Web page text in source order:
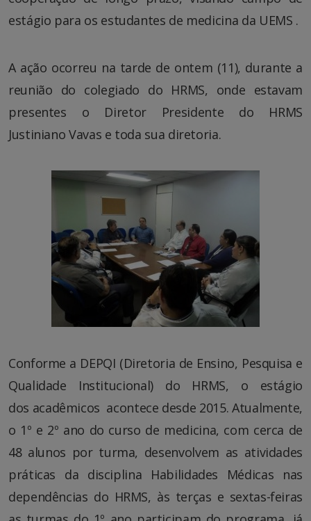
estágio para os estudantes de medicina da UEMS .
A ação ocorreu na tarde de ontem (11), durante a
reunião do colegiado do HRMS, onde estavam
presentes o Diretor Presidente do HRMS
Justiniano Vavas e toda sua diretoria.
Conforme a DEPQI (Diretoria de Ensino, Pesquisa e
Qualidade Institucional) do HRMS, o estágio
dos acadêmicos acontece desde 2015. Atualmente,
o 1º e 2º ano do curso de medicina, com cerca de
48 alunos por turma, desenvolvem as atividades
práticas da disciplina Habilidades Médicas nas
dependências do HRMS, às terças e sextas-feiras